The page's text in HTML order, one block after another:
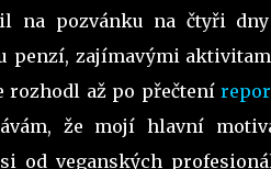
na pozvánku na čtyři
penzí, zajímavými
rozhodl až po přečtení
že mojí hlavní
od veganských